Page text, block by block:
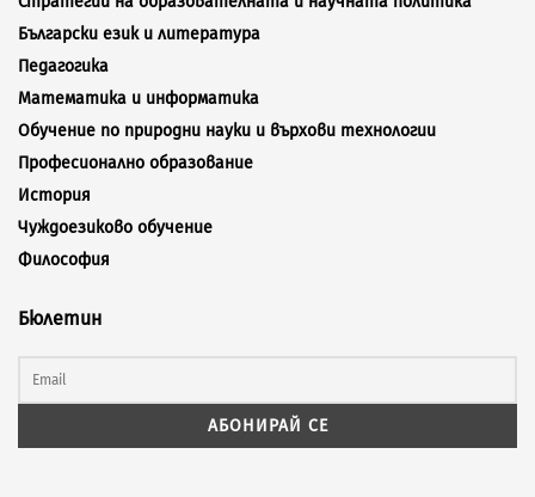
Български език и литература
Педагогика
Математика и информатика
Обучение по природни науки и върхови технологии
Професионално образование
История
Чуждоезиково обучение
Философия
Бюлетин